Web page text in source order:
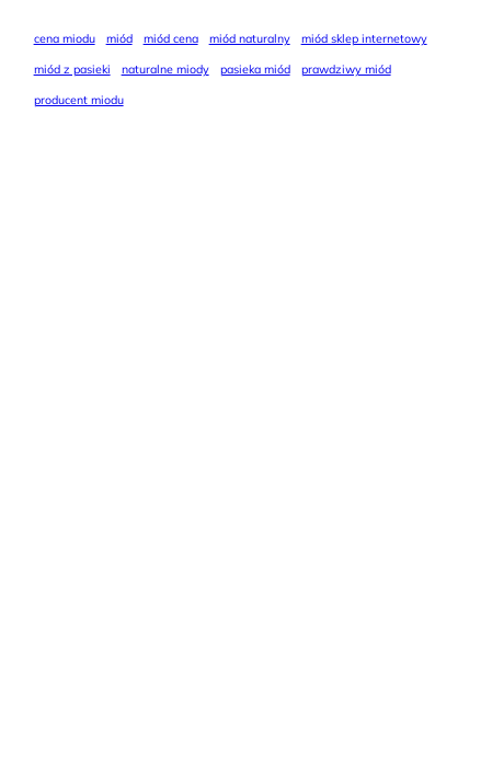
cena miodu miód miód cena miód naturalny
miód sklep internetowy
miód z pasieki
naturalne miody pasieka miód
prawdziwy miód
producent miodu